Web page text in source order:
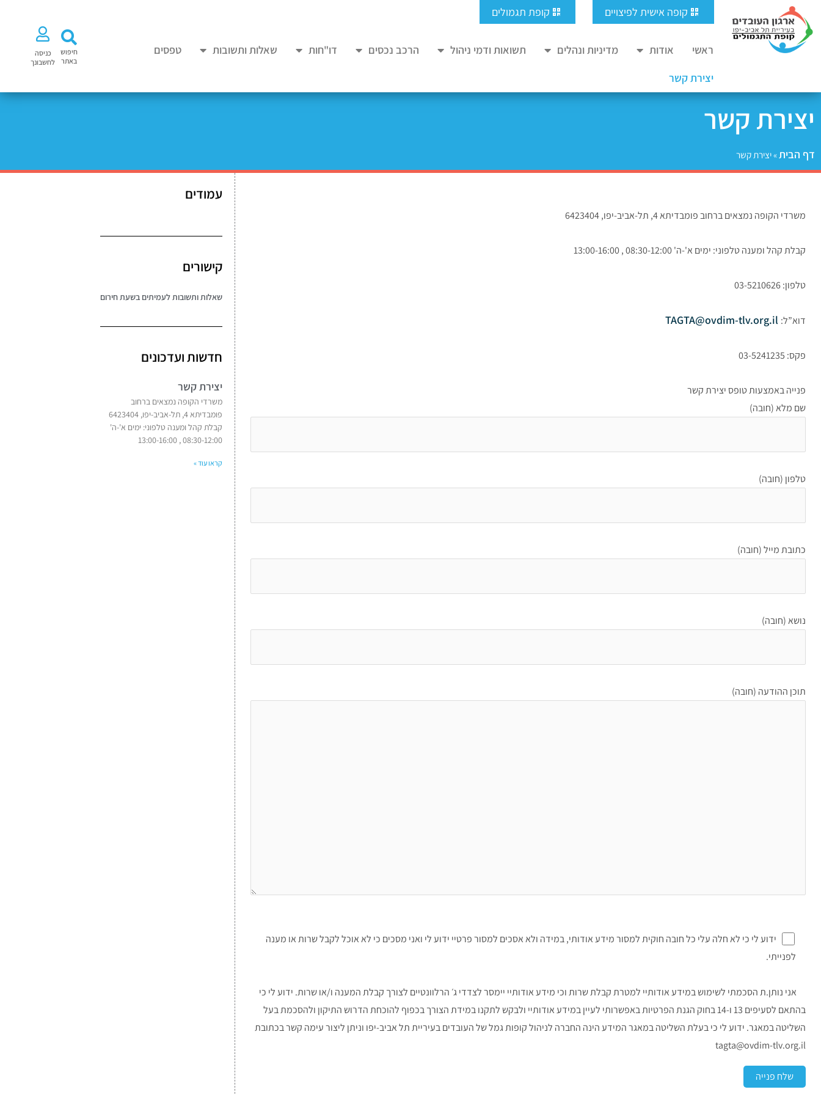
לתוכן
לתוכן
קופה אישית לפיצויים קופת תגמולים
ראשי אודות מדיניות ונהלים תשואות ודמי ניהול הרכב נכסים דו"חות שאלות ותשובות
טפסים
יצירת קשר
חיפוש
באתר
כניסה
לחשבונך
יצירת קשר
דף הבית»יצירת קשר
משרדי הקופה נמצאים ברחוב פומבדיתא 4, תל-אביב-יפו, 6423404
קבלת קהל ומענה טלפוני: ימים א'-ה' 08:30-12:00 , 13:00-16:00
טלפון: 03-5210626
דוא”ל:
פקס: 03-5241235
פנייה באמצעות טופס יצירת קשר
שם מלא (חובה)
טלפון (חובה)
כתובת מייל (חובה)
נושא (חובה)
תוכן ההודעה (חובה)
ידוע לי כי לא חלה עלי כל חובה חוקית למסור מידע אודותי, במידה ולא אסכים למסור פרטיי ידוע לי ואני מסכים כי לא אוכל לקבל שרות או מענה
לפנייתי.
אני נותן.ת הסכמתי לשימוש במידע אודותיי למטרת קבלת שרות וכי מידע אודותיי יימסר לצדדי ג׳ הרלוונטיים לצורך קבלת המענה ו/או שרות. ידוע לי כי
בהתאם לסעיפים 13 ו-14 בחוק הגנת הפרטיות באפשרותי לעיין במידע אודותיי ולבקש לתקנו במידת הצורך בכפוף להוכחת הדרוש התיקון ולהסכמת בעל
השליטה במאגר. ידוע לי כי בעלת השליטה במאגר המידע הינה החברה לניהול קופות גמל של העובדים בעיריית תל אביב-יפו וניתן ליצור עימה קשר בכתובת
tagta@ovdim-tlv.org.il
עמודים
קישורים
שאלות ותשובות לעמיתים בשעת חירום
חדשות ועדכונים
יצירת קשר
משרדי הקופה נמצאים ברחוב
פומבדיתא 4, תל-אביב-יפו, 6423404
קבלת קהל ומענה טלפוני: ימים א'-ה'
08:30-12:00 , 13:00-16:00
קראו עוד »